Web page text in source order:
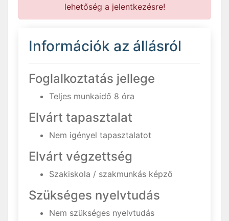
lehetőség a jelentkezésre!
Információk az állásról
Foglalkoztatás jellege
Teljes munkaidő 8 óra
Elvárt tapasztalat
Nem igényel tapasztalatot
Elvárt végzettség
Szakiskola / szakmunkás képző
Szükséges nyelvtudás
Nem szükséges nyelvtudás